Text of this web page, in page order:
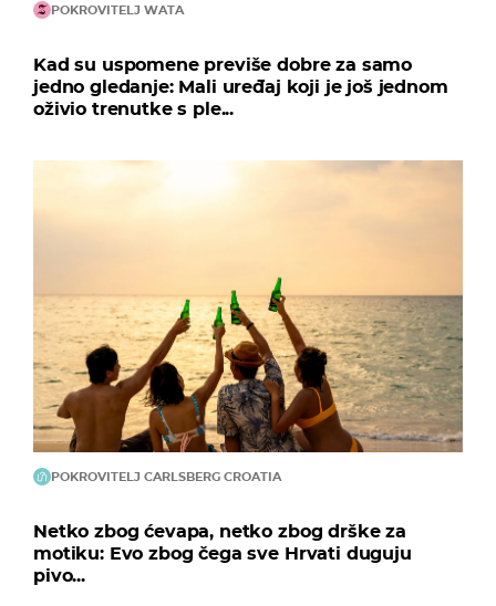
POKROVITELJ WATA
Kad su uspomene previše dobre za samo
jedno gledanje: Mali uređaj koji je još jednom
oživio trenutke s ple...
POKROVITELJ CARLSBERG CROATIA
Netko zbog ćevapa, netko zbog drške za
motiku: Evo zbog čega sve Hrvati duguju
pivo...